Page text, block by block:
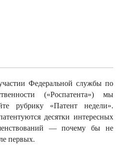
Федеральной службы по
(«Роспатента») мы
рубрику «Патент недели».
десятки интересных
— почему бы не
первых.​